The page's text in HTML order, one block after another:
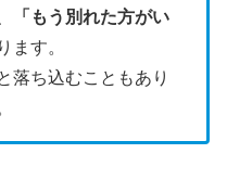
「もう別れた方がい
ます。
落ち込むこともあり